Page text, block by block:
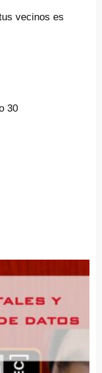
vecinos es
30